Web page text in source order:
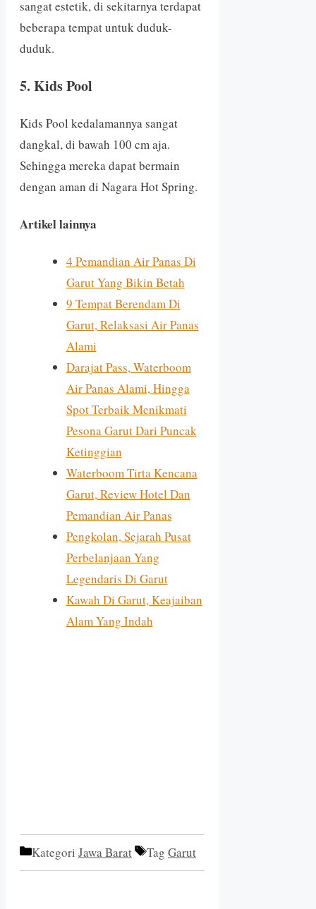
sangat estetik, di sekitarnya terdapat
beberapa tempat untuk duduk-
duduk.
5. Kids Pool
Kids Pool kedalamannya sangat
dangkal, di bawah 100 cm aja.
Sehingga mereka dapat bermain
dengan aman di Nagara Hot Spring.
Artikel lainnya
4 Pemandian Air Panas Di
Garut Yang Bikin Betah
9 Tempat Berendam Di
Garut, Relaksasi Air Panas
Alami
Darajat Pass, Waterboom
Air Panas Alami, Hingga
Spot Terbaik Menikmati
Pesona Garut Dari Puncak
Ketinggian
Waterboom Tirta Kencana
Garut, Review Hotel Dan
Pemandian Air Panas
Pengkolan, Sejarah Pusat
Perbelanjaan Yang
Legendaris Di Garut
Kawah Di Garut, Keajaiban
Alam Yang Indah
Kategori Jawa Barat Tag Garut